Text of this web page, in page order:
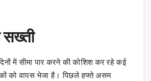
में सीमा पार करने की कोशिश कर रहे कई
को वापस भेजा है। पिछले हफ्ते असम